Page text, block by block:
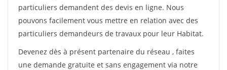
particuliers demandent des devis en ligne. Nous
pouvons facilement vous mettre en relation avec des
particuliers demandeurs de travaux pour leur Habitat.
Devenez dès à présent partenaire du réseau , faites
une demande gratuite et sans engagement via notre